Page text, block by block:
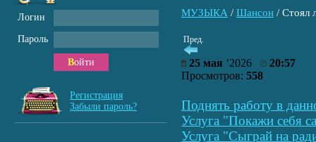
МУЗЫКА / Шансон / Стоял
Пред.
25 мая ’2026
20:57
Просмотров: 558
Поднять работу в
Услуга "Покажи себя
Услуга "Сыграй на
Логин
Пароль
Войти
Регистрация
Забыли пароль?